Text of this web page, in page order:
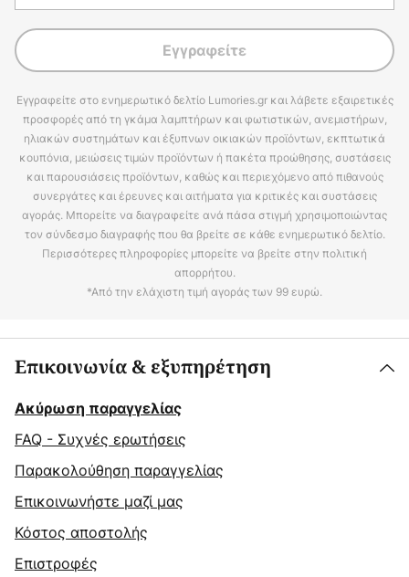
Εγγραφείτε
Εγγραφείτε στο ενημερωτικό δελτίο Lumories.gr και λάβετε εξαιρετικές
προσφορές από τη γκάμα λαμπτήρων και φωτιστικών, ανεμιστήρων,
ηλιακών συστημάτων και έξυπνων οικιακών προϊόντων, εκπτωτικά
κουπόνια, μειώσεις τιμών προϊόντων ή πακέτα προώθησης, συστάσεις
και παρουσιάσεις προϊόντων, καθώς και περιεχόμενο από πιθανούς
συνεργάτες και έρευνες και αιτήματα για κριτικές και συστάσεις
αγοράς. Μπορείτε να διαγραφείτε ανά πάσα στιγμή χρησιμοποιώντας
τον σύνδεσμο διαγραφής που θα βρείτε σε κάθε ενημερωτικό δελτίο.
Περισσότερες πληροφορίες μπορείτε να βρείτε στην πολιτική
απορρήτου.
*Από την ελάχιστη τιμή αγοράς των 99 ευρώ.
Επικοινωνία & εξυπηρέτηση
Ακύρωση παραγγελίας
FAQ - Συχνές ερωτήσεις
Παρακολούθηση παραγγελίας
Επικοινωνήστε μαζί μας
Κόστος αποστολής
Επιστροφές